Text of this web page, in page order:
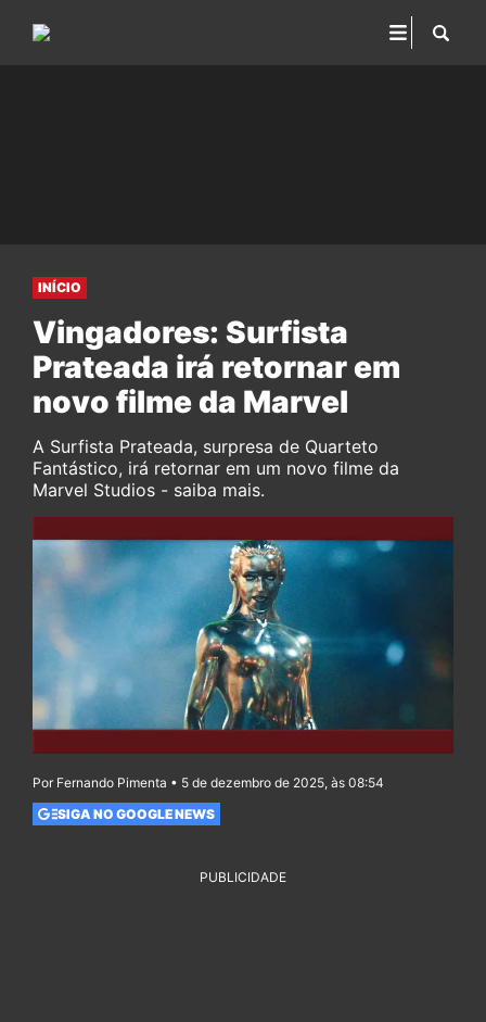
INÍCIO
Vingadores: Surfista
Prateada irá retornar em
novo filme da Marvel
A Surfista Prateada, surpresa de Quarteto
Fantástico, irá retornar em um novo filme da
Marvel Studios - saiba mais.
Por Fernando Pimenta • 5 de dezembro de 2025, às 08:54
SIGA NO GOOGLE NEWS
PUBLICIDADE